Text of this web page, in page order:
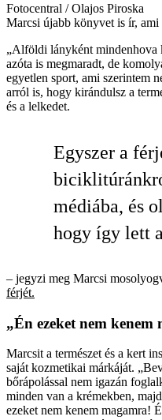
Fotocentral / Olajos Piroska
Marcsi újabb könyvet is ír, ami
„Alföldi lányként mindenhova
azóta is megmaradt, de
egyetlen sport, ami szerintem
arról is, hogy kirándulsz a
és a lelkedet.
Egyszer a
médiá­ba, és
hogy így lett
– jegyzi meg Marcsi
férjét.
„Én ezeket nem kenem
Marcsit a természet és a kert
saját kozmetikai márkáját.
bőrápolással nem igazán
minden van a krémekben,
ezeket nem kenem magamra!